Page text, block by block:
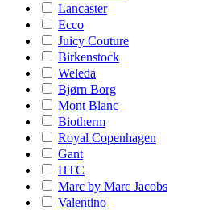
Lancaster
Ecco
Juicy Couture
Birkenstock
Weleda
Bjørn Borg
Mont Blanc
Biotherm
Royal Copenhagen
Gant
HTC
Marc by Marc Jacobs
Valentino